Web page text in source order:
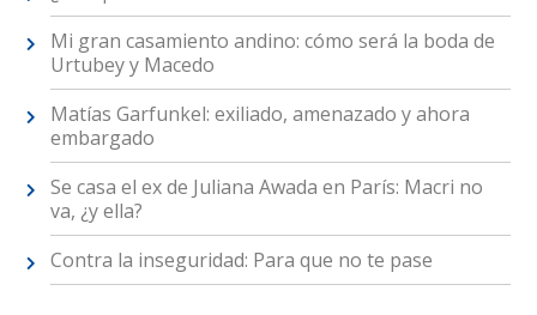
Mi gran casamiento andino: cómo será la boda de
Urtubey y Macedo
Matías Garfunkel: exiliado, amenazado y ahora
embargado
Se casa el ex de Juliana Awada en París: Macri no
va, ¿y ella?
Contra la inseguridad: Para que no te pase